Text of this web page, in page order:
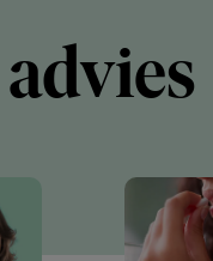
met
geavanceerde